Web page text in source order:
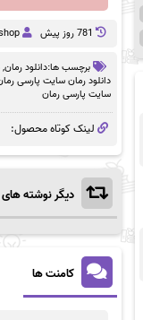
781 روز پيش
برچسب ها:دانلود رمان,
دانلود رمان سایت پارسی
سایت پارسی رمان
لینک کوتاه محصول:
دیگر نوشته های
کامنت ها